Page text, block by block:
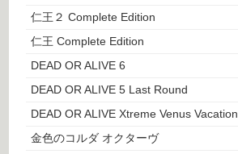
仁王２ Complete Edition
仁王 Complete Edition
DEAD OR ALIVE 6
DEAD OR ALIVE 5 Last Round
DEAD OR ALIVE Xtreme Venus Vacation
金色のコルダ オクターヴ